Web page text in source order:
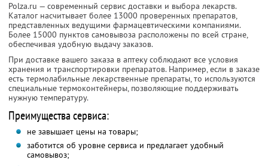
Polza.ru — современный сервис доставки и выбора лекарств.
Каталог насчитывает более 13000 проверенных препаратов,
представленных ведущими фармацевтическими компаниями.
Более 15000 пунктов самовывоза расположены по всей стране,
обеспечивая удобную выдачу заказов.
При доставке вашего заказа в аптеку соблюдают все условия
хранения и транспортировки препаратов. Например, если в заказе
есть термолабильные лекарственные препараты, то используются
специальные термоконтейнеры, позволяющие поддерживать
нужную температуру.
Преимущества сервиса:
не завышает цены на товары;
заботится об уровне сервиса и предлагает удобный
самовывоз;